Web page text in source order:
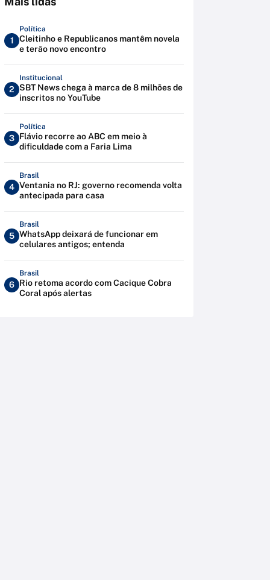
1
Política
Cleitinho e Republicanos mantêm novela
e terão novo encontro
2
Institucional
SBT News chega à marca de 8 milhões de
inscritos no YouTube
3
Política
Flávio recorre ao ABC em meio à
dificuldade com a Faria Lima
4
Brasil
Ventania no RJ: governo recomenda volta
antecipada para casa
5
Brasil
WhatsApp deixará de funcionar em
celulares antigos; entenda
6
Brasil
Rio retoma acordo com Cacique Cobra
Coral após alertas